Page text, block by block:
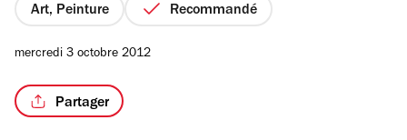
étoiles
Art, Peinture Recommandé
mercredi 3 octobre 2012
Partager